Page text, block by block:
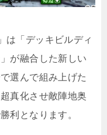
は「デッキビルディ
が融合した新しい
選んで組み上げた
真化させ敵陣地奥
利となります。